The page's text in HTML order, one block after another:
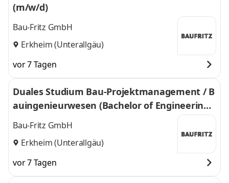
(m/w/d)
Bau-Fritz GmbH
Erkheim (Unterallgäu)
vor 7 Tagen
Duales Studium Bau-Projektmanagement / B
auingenieurwesen (Bachelor of Engineering)
(m/w/d)
Bau-Fritz GmbH
Erkheim (Unterallgäu)
vor 7 Tagen